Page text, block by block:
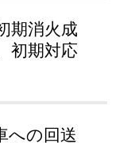
期消火成
初期対応
への回送